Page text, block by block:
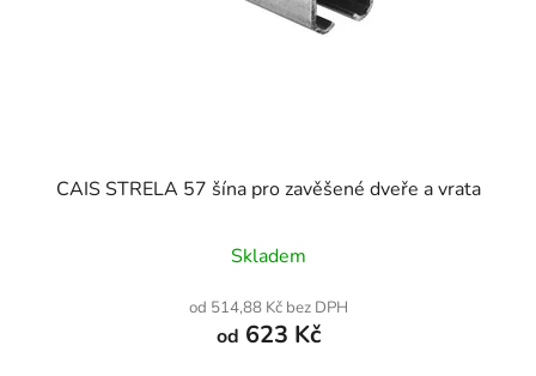
CAIS STRELA 57 šína pro zavěšené dveře a vrata
Skladem
od 514,88 Kč bez DPH
od 623 Kč